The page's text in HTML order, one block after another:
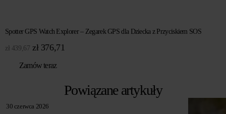
Spotter GPS Watch Explorer – Zegarek GPS dla Dziecka z Przyciskiem SOS
zł 439,67 Pierwotna
wynosiła:
zł376,71
Zamów teraz
Powiązane artykuły
30 czerwca 2026